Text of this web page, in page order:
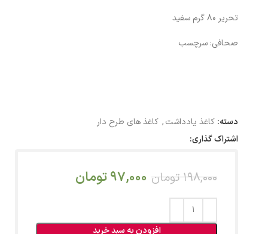
تحریر 80 گرم سفید
صحافی: سرچسب
دسته: کاغذ یادداشت, کاغذ های طرح دار
اشتراک گذاری:
198,000 تومان 97,000تومان
افزودن به سبد خرید